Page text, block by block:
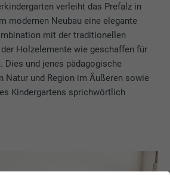
verleiht das Prefalz in
modernen Neubau eine elegante
mit der traditionellen
Holzelemente wie geschaffen für
Dies und jenes pädagogische
Natur und Region im Äußeren sowie
Kindergartens sprichwörtlich